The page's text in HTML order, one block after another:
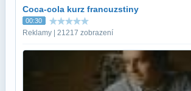
Coca-cola kurz francuzstiny
00:30
Reklamy | 21217 zobrazení